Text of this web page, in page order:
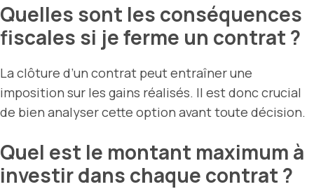
Quelles sont les conséquences
fiscales si je ferme un contrat ?
La clôture d’un contrat peut entraîner une
imposition sur les gains réalisés. Il est donc crucial
de bien analyser cette option avant toute décision.
Quel est le montant maximum à
investir dans chaque contrat ?